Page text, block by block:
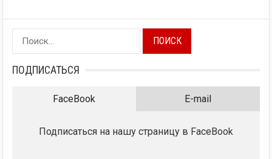
Найти:
ПОДПИСАТЬСЯ
FaceBook E-mail
Подписаться на нашу страницу в FaceBook